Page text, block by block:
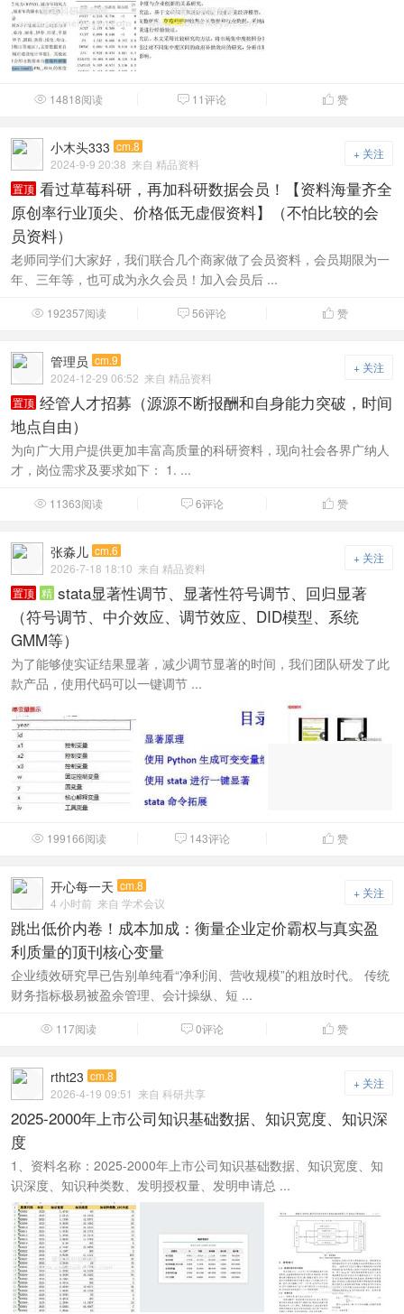
 14818阅读  11评论  赞
+ 关注
小木头333 cm.8
2024-9-9 20:38 来自 精品资料
置顶 看过草莓科研，再加科研数据会员！【资料海量齐全
原创率行业顶尖、价格低无虚假资料】（不怕比较的会
员资料）
老师同学们大家好，我们联合几个商家做了会员资料，会员期限为一
年、三年等，也可成为永久会员！加入会员后 ...
 192357阅读  56评论  赞
+ 关注
管理员 cm.9
2024-12-29 06:52 来自 精品资料
置顶 经管人才招募（源源不断报酬和自身能力突破，时间
地点自由）
为向广大用户提供更加丰富高质量的科研资料，现向社会各界广纳人
才，岗位需求及要求如下： 1. ...
 11363阅读  6评论  赞
+ 关注
张淼儿 cm.6
2026-7-18 18:10 来自 精品资料
置顶 精 stata显著性调节、显著性符号调节、回归显著
（符号调节、中介效应、调节效应、DID模型、系统
GMM等）
为了能够使实证结果显著，减少调节显著的时间，我们团队研发了此
款产品，使用代码可以一键调节 ...
 199166阅读  143评论  赞
+ 关注
开心每一天 cm.8
4 小时前 来自 学术会议
跳出低价内卷！成本加成：衡量企业定价霸权与真实盈
利质量的顶刊核心变量
企业绩效研究早已告别单纯看“净利润、营收规模”的粗放时代。 传统
财务指标极易被盈余管理、会计操纵、短 ...
 117阅读  0评论  赞
+ 关注
rtht23 cm.8
2026-4-19 09:51 来自 科研共享
2025-2000年上市公司知识基础数据、知识宽度、知识深
度
1、资料名称：2025-2000年上市公司知识基础数据、知识宽度、知
识深度、知识种类数、发明授权量、发明申请总 ...